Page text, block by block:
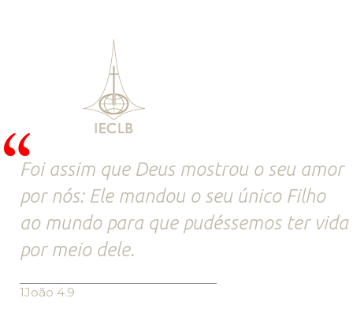
Foi assim que Deus mostrou o seu amor
por nós: Ele mandou o seu único Filho
ao mundo para que pudéssemos ter vida
por meio dele.
1João 4.9